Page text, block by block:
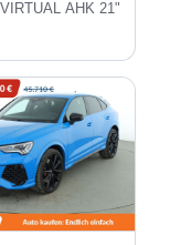
AHK 21"